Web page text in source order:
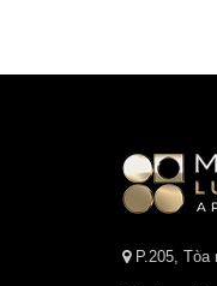
P.205, Tòa